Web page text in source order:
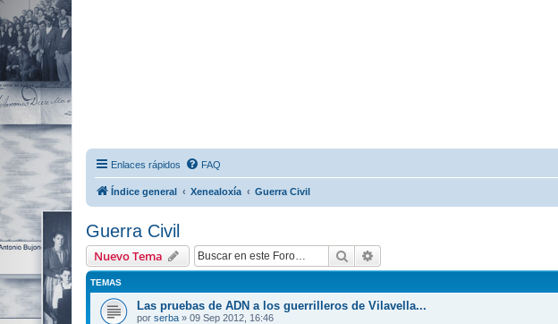
Enlaces rápidos FAQ
Índice general Xenealoxía Guerra Civil
Guerra Civil
Nuevo Tema Buscar
TEMAS
Las pruebas de ADN a los guerrilleros de Vilavella...
por serba » 09 Sep 2012, 16:46